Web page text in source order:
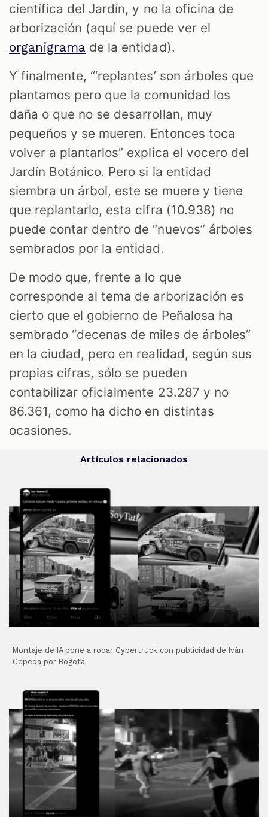
científica del Jardín, y no la oficina de
arborización (aquí se puede ver el
organigrama de la entidad).
Y finalmente, “‘replantes’ son árboles que
plantamos pero que la comunidad los
daña o que no se desarrollan, muy
pequeños y se mueren. Entonces toca
volver a plantarlos” explica el vocero del
Jardín Botánico. Pero si la entidad
siembra un árbol, este se muere y tiene
que replantarlo, esta cifra (10.938) no
puede contar dentro de “nuevos” árboles
sembrados por la entidad.
De modo que, frente a lo que
corresponde al tema de arborización es
cierto que el gobierno de Peñalosa ha
sembrado “decenas de miles de árboles”
en la ciudad, pero en realidad, según sus
propias cifras, sólo se pueden
contabilizar oficialmente 23.287 y no
86.361, como ha dicho en distintas
ocasiones.
Artículos relacionados
Montaje de IA pone a rodar Cybertruck con publicidad de Iván
Cepeda por Bogotá